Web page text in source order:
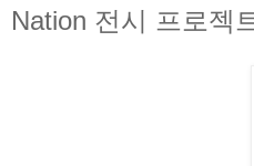
Nation 전시 프로젝